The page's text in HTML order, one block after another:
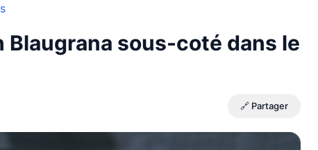
Blaugrana sous-coté dans le
🔗 Partager